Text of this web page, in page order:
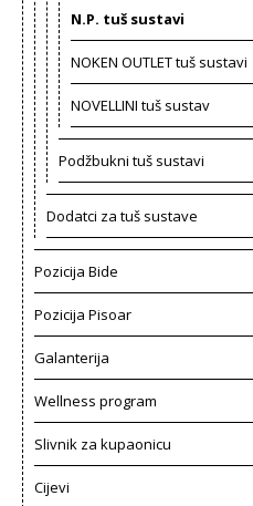
N.P. tuš sustavi
NOKEN OUTLET tuš sustavi
NOVELLINI tuš sustav
Podžbukni tuš sustavi
Dodatci za tuš sustave
Pozicija Bide
Pozicija Pisoar
Galanterija
Wellness program
Slivnik za kupaonicu
Cijevi